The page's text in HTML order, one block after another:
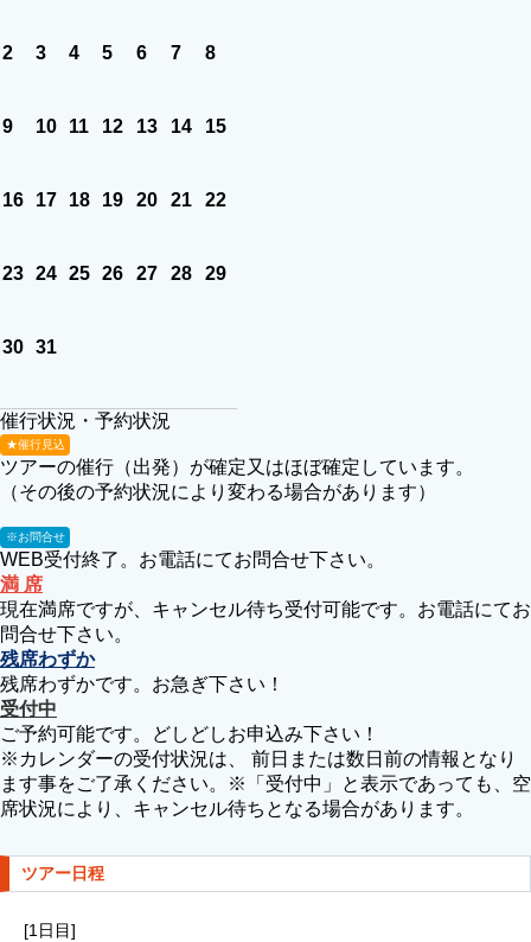
2 3 4 5 6 7 8
9 10 11 12 13 14 15
16 17 18 19 20 21 22
23 24 25 26 27 28 29
30 31
催行状況・予約状況
★催行見込
ツアーの催行（出発）が確定又はほぼ確定しています。
（その後の予約状況により変わる場合があります）
※お問合せ
WEB受付終了。お電話にてお問合せ下さい。
満 席
現在満席ですが、キャンセル待ち受付可能です。お電話にてお
問合せ下さい。
残席わずか
残席わずかです。お急ぎ下さい！
受付中
ご予約可能です。どしどしお申込み下さい！
※カレンダーの受付状況は、 前日または数日前の情報となり
ます事をご了承ください。※「受付中」と表示であっても、空
席状況により、キャンセル待ちとなる場合があります。
ツアー日程
[1日目]